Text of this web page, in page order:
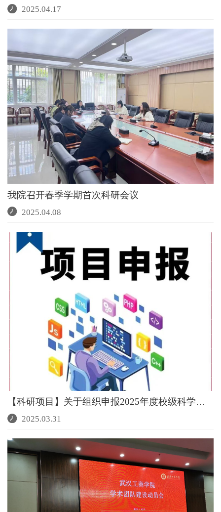
2025.04.17
我院召开春季学期首次科研会议
2025.04.08
【科研项目】关于组织申报2025年度校级科学研究项目的...
2025.03.31